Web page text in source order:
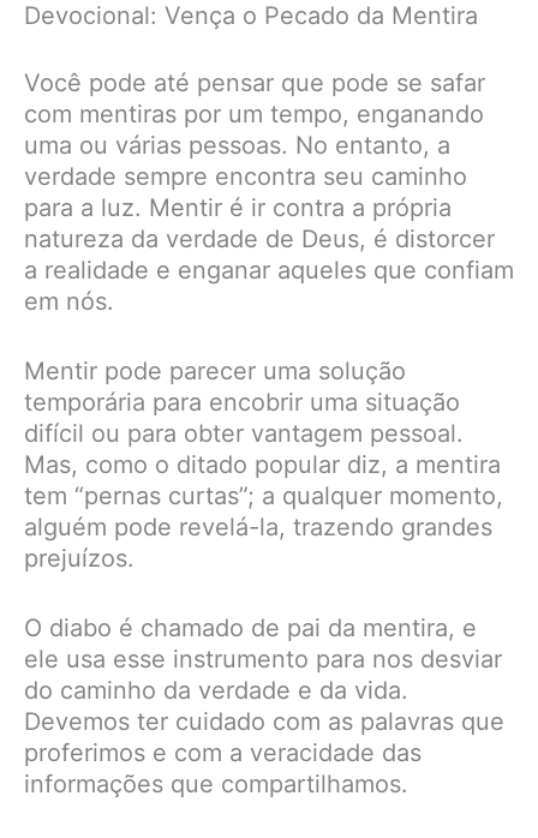
Devocional: Vença o Pecado da Mentira
Você pode até pensar que pode se safar
com mentiras por um tempo, enganando
uma ou várias pessoas. No entanto, a
verdade sempre encontra seu caminho
para a luz. Mentir é ir contra a própria
natureza da verdade de Deus, é distorcer
a realidade e enganar aqueles que confiam
em nós.
Mentir pode parecer uma solução
temporária para encobrir uma situação
difícil ou para obter vantagem pessoal.
Mas, como o ditado popular diz, a mentira
tem “pernas curtas”; a qualquer momento,
alguém pode revelá-la, trazendo grandes
prejuízos.
O diabo é chamado de pai da mentira, e
ele usa esse instrumento para nos desviar
do caminho da verdade e da vida.
Devemos ter cuidado com as palavras que
proferimos e com a veracidade das
informações que compartilhamos.